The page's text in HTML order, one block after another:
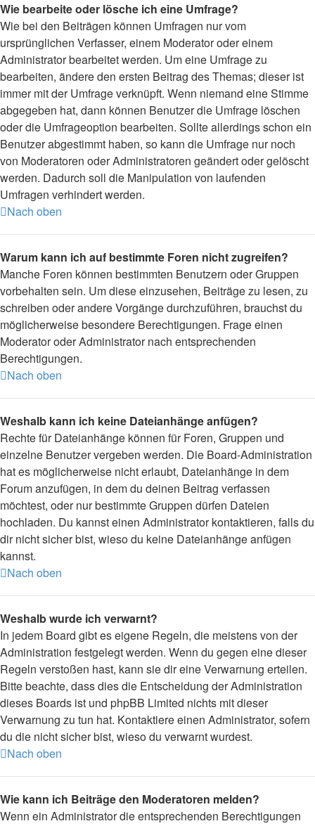
Wie bearbeite oder lösche ich eine Umfrage?
Wie bei den Beiträgen können Umfragen nur vom
ursprünglichen Verfasser, einem Moderator oder einem
Administrator bearbeitet werden. Um eine Umfrage zu
bearbeiten, ändere den ersten Beitrag des Themas; dieser ist
immer mit der Umfrage verknüpft. Wenn niemand eine Stimme
abgegeben hat, dann können Benutzer die Umfrage löschen
oder die Umfrageoption bearbeiten. Sollte allerdings schon ein
Benutzer abgestimmt haben, so kann die Umfrage nur noch
von Moderatoren oder Administratoren geändert oder gelöscht
werden. Dadurch soll die Manipulation von laufenden
Umfragen verhindert werden.
Nach oben
Warum kann ich auf bestimmte Foren nicht zugreifen?
Manche Foren können bestimmten Benutzern oder Gruppen
vorbehalten sein. Um diese einzusehen, Beiträge zu lesen, zu
schreiben oder andere Vorgänge durchzuführen, brauchst du
möglicherweise besondere Berechtigungen. Frage einen
Moderator oder Administrator nach entsprechenden
Berechtigungen.
Nach oben
Weshalb kann ich keine Dateianhänge anfügen?
Rechte für Dateianhänge können für Foren, Gruppen und
einzelne Benutzer vergeben werden. Die Board-Administration
hat es möglicherweise nicht erlaubt, Dateianhänge in dem
Forum anzufügen, in dem du deinen Beitrag verfassen
möchtest, oder nur bestimmte Gruppen dürfen Dateien
hochladen. Du kannst einen Administrator kontaktieren, falls du
dir nicht sicher bist, wieso du keine Dateianhänge anfügen
kannst.
Nach oben
Weshalb wurde ich verwarnt?
In jedem Board gibt es eigene Regeln, die meistens von der
Administration festgelegt werden. Wenn du gegen eine dieser
Regeln verstoßen hast, kann sie dir eine Verwarnung erteilen.
Bitte beachte, dass dies die Entscheidung der Administration
dieses Boards ist und phpBB Limited nichts mit dieser
Verwarnung zu tun hat. Kontaktiere einen Administrator, sofern
du die nicht sicher bist, wieso du verwarnt wurdest.
Nach oben
Wie kann ich Beiträge den Moderatoren melden?
Wenn ein Administrator die entsprechenden Berechtigungen